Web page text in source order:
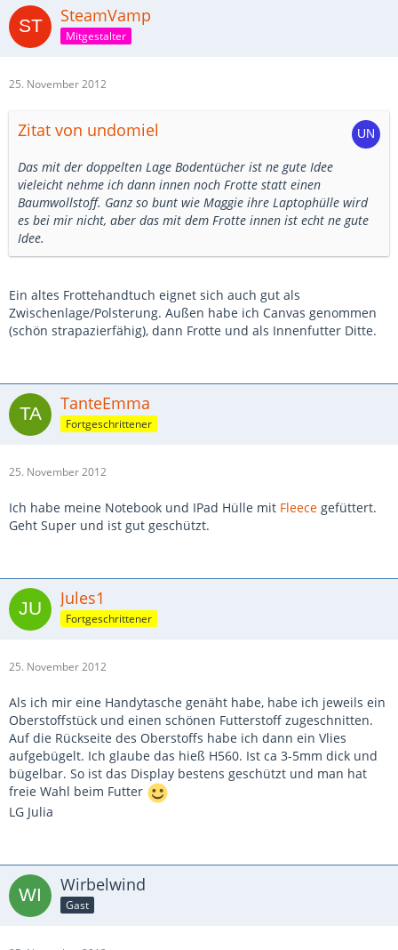
SteamVamp
Mitgestalter
25. November 2012
Zitat von undomiel
Das mit der doppelten Lage Bodentücher ist ne gute Idee
vieleicht nehme ich dann innen noch Frotte statt einen
Baumwollstoff. Ganz so bunt wie Maggie ihre Laptophülle wird
es bei mir nicht, aber das mit dem Frotte innen ist echt ne gute
Idee.
Ein altes Frottehandtuch eignet sich auch gut als
Zwischenlage/Polsterung. Außen habe ich Canvas genommen
(schön strapazierfähig), dann Frotte und als Innenfutter Ditte.
TanteEmma
Fortgeschrittener
25. November 2012
Ich habe meine Notebook und IPad Hülle mit Fleece gefüttert.
Geht Super und ist gut geschützt.
Jules1
Fortgeschrittener
25. November 2012
Als ich mir eine Handytasche genäht habe, habe ich jeweils ein
Oberstoffstück und einen schönen Futterstoff zugeschnitten.
Auf die Rückseite des Oberstoffs habe ich dann ein Vlies
aufgebügelt. Ich glaube das hieß H560. Ist ca 3-5mm dick und
bügelbar. So ist das Display bestens geschützt und man hat
freie Wahl beim Futter
LG Julia
Wirbelwind
Gast